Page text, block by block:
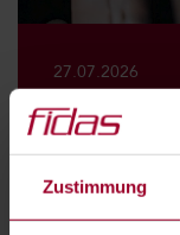
Zustimmung
27.07.2026
BITCOIN &
KÜNFTIG